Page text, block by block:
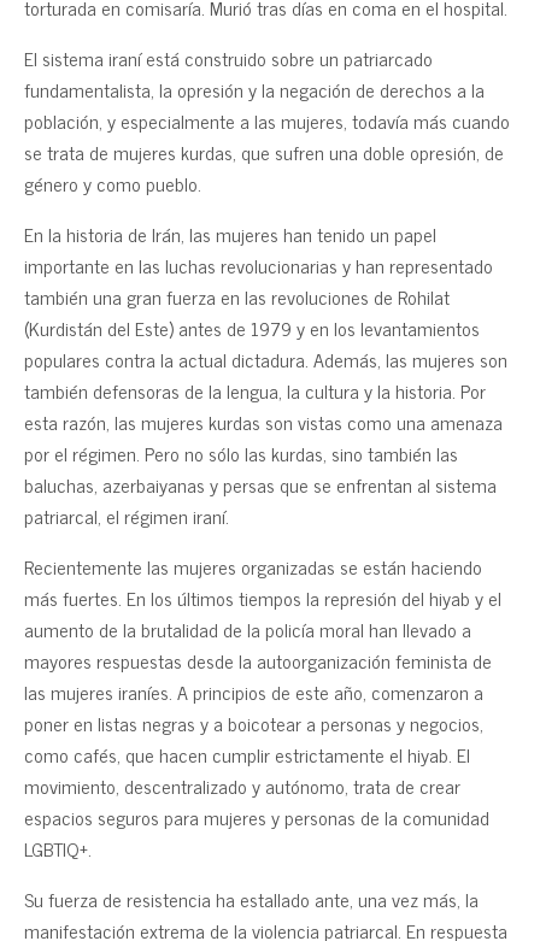
torturada en comisaría. Murió tras días en coma en el hospital.
El sistema iraní está construido sobre un patriarcado
fundamentalista, la opresión y la negación de derechos a la
población, y especialmente a las mujeres, todavía más cuando
se trata de mujeres kurdas, que sufren una doble opresión, de
género y como pueblo.
En la historia de Irán, las mujeres han tenido un papel
importante en las luchas revolucionarias y han representado
también una gran fuerza en las revoluciones de Rohilat
(Kurdistán del Este) antes de 1979 y en los levantamientos
populares contra la actual dictadura. Además, las mujeres son
también defensoras de la lengua, la cultura y la historia. Por
esta razón, las mujeres kurdas son vistas como una amenaza
por el régimen. Pero no sólo las kurdas, sino también las
baluchas, azerbaiyanas y persas que se enfrentan al sistema
patriarcal, el régimen iraní.
Recientemente las mujeres organizadas se están haciendo
más fuertes. En los últimos tiempos la represión del hiyab y el
aumento de la brutalidad de la policía moral han llevado a
mayores respuestas desde la autoorganización feminista de
las mujeres iraníes. A principios de este año, comenzaron a
poner en listas negras y a boicotear a personas y negocios,
como cafés, que hacen cumplir estrictamente el hiyab. El
movimiento, descentralizado y autónomo, trata de crear
espacios seguros para mujeres y personas de la comunidad
LGBTIQ+.
Su fuerza de resistencia ha estallado ante, una vez más, la
manifestación extrema de la violencia patriarcal. En respuesta